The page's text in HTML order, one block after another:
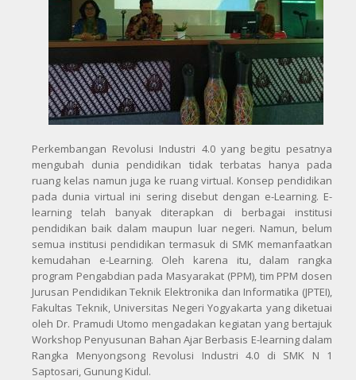
Perkembangan Revolusi Industri 4.0 yang begitu pesatnya
mengubah dunia pendidikan tidak terbatas hanya pada
ruang kelas namun juga ke ruang virtual. Konsep pendidikan
pada dunia virtual ini sering disebut dengan e-Learning. E-
learning telah banyak diterapkan di berbagai institusi
pendidikan baik dalam maupun luar negeri. Namun, belum
semua institusi pendidikan termasuk di SMK memanfaatkan
kemudahan e-Learning. Oleh karena itu, dalam rangka
program Pengabdian pada Masyarakat (PPM), tim PPM dosen
Jurusan Pendidikan Teknik Elektronika dan Informatika (JPTEI),
Fakultas Teknik, Universitas Negeri Yogyakarta yang diketuai
oleh Dr. Pramudi Utomo mengadakan kegiatan yang bertajuk
Workshop Penyusunan Bahan Ajar Berbasis E-learning dalam
Rangka Menyongsong Revolusi Industri 4.0 di SMK N 1
Saptosari, Gunung Kidul.